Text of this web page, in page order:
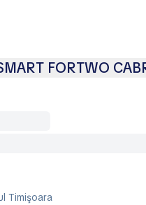
FORTWO
Timişoara